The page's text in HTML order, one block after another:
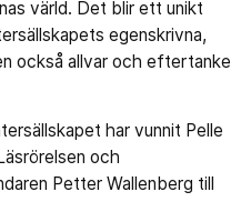
värld. Det blir ett unikt
egenskrivna,
också allvar och eftertanke
har vunnit Pelle
och
Petter Wallenberg till